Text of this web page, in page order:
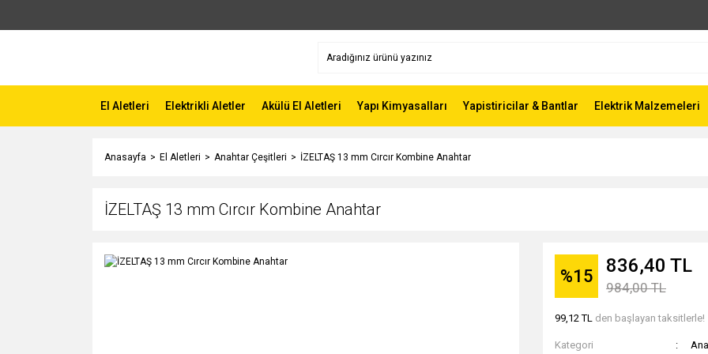
El Aletleri Elektrikli Aletler Akülü El Aletleri Yapı Kimyasalları Yapistiricilar & Bantlar Elektrik Malzemeleri
Anasayfa El Aletleri Anahtar Çeşitleri İZELTAŞ 13 mm Cırcır Kombine Anahtar
İZELTAŞ 13 mm Cırcır Kombine Anahtar
%15 836,40 TL
984,00 TL
99,12 TL den başlayan taksitlerle!
Kategori